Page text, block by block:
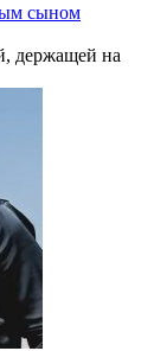
сыном
держащей на